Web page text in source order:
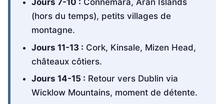
Jours 7-10 : Connemara, Aran Islands
(hors du temps), petits villages de
montagne.
Jours 11-13 : Cork, Kinsale, Mizen Head,
châteaux côtiers.
Jours 14-15 : Retour vers Dublin via
Wicklow Mountains, moment de détente.